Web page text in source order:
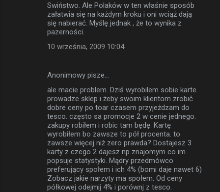
Swiństwo. Ale Polaków w ten właśnie sposób
załatwia się na każdym kroku i oni wciąż dają
się nabierać. Myślę jednak , że to wynika z
pazerności.
10 września, 2009 10:04
Anonimowy pisze…
ale macie problem. Dziś wyrobilem sobie karte.
prowadze sklep i żeby swoim klientom zrobić
dobre ceny po toar czasem przyjeżdzam do
tesco. często sa promocje 2 w cenie jednego.
zakupy robiłem i robic tam będę. Kartę
wyrobiłem bo zawsze to pół procenta. to
zawsze więcej niż zero prawda? Dostajesz 3
karty z czego 2 dajesz np znajomym co im
popsuje statystyki. Mądry przedmówco
preferujący społem i ich 4% (bomi daje nawet 6)
Zobacz jakie narzyty ma społem. Od ceny
półkowej odejmij 4% i porównj z tesco.